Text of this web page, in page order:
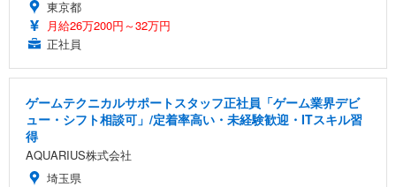
東京都
月給26万200円～32万円
正社員
ゲームテクニカルサポートスタッフ正社員「ゲーム業界デビ
ュー・シフト相談可」/定着率高い・未経験歓迎・ITスキル習
得
AQUARIUS株式会社
埼玉県